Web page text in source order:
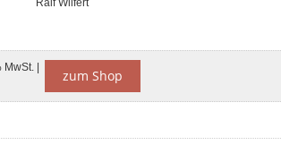
Ralf Wilfert
| zum Shop